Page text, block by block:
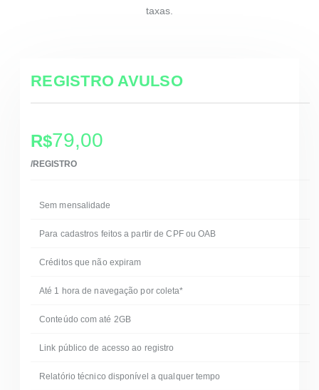
taxas.
REGISTRO AVULSO
R$79,00
/REGISTRO
Sem mensalidade
Para cadastros feitos a partir de CPF ou OAB
Créditos que não expiram
Até 1 hora de navegação por coleta*
Conteúdo com até 2GB
Link público de acesso ao registro
Relatório técnico disponível a qualquer tempo